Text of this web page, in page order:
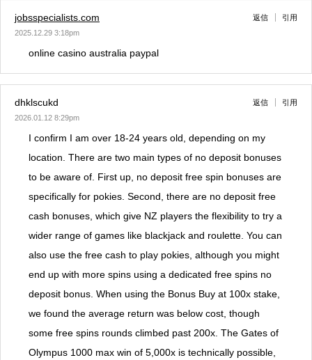
jobsspecialists.com
2025.12.29 3:18pm
返信 引用
online casino australia paypal
dhklscukd
2026.01.12 8:29pm
返信 引用
I confirm I am over 18-24 years old, depending on my
location. There are two main types of no deposit bonuses
to be aware of. First up, no deposit free spin bonuses are
specifically for pokies. Second, there are no deposit free
cash bonuses, which give NZ players the flexibility to try a
wider range of games like blackjack and roulette. You can
also use the free cash to play pokies, although you might
end up with more spins using a dedicated free spins no
deposit bonus. When using the Bonus Buy at 100x stake,
we found the average return was below cost, though
some free spins rounds climbed past 200x. The Gates of
Olympus 1000 max win of 5,000x is technically possible,